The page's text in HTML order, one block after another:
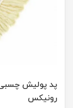
رونیکس